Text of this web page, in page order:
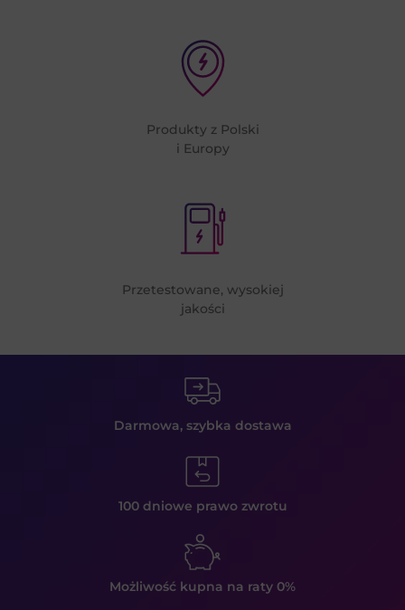
Produkty z Polski
i Europy
Przetestowane, wysokiej
jakości
Darmowa, szybka dostawa
100 dniowe prawo zwrotu
Możliwość kupna na raty 0%